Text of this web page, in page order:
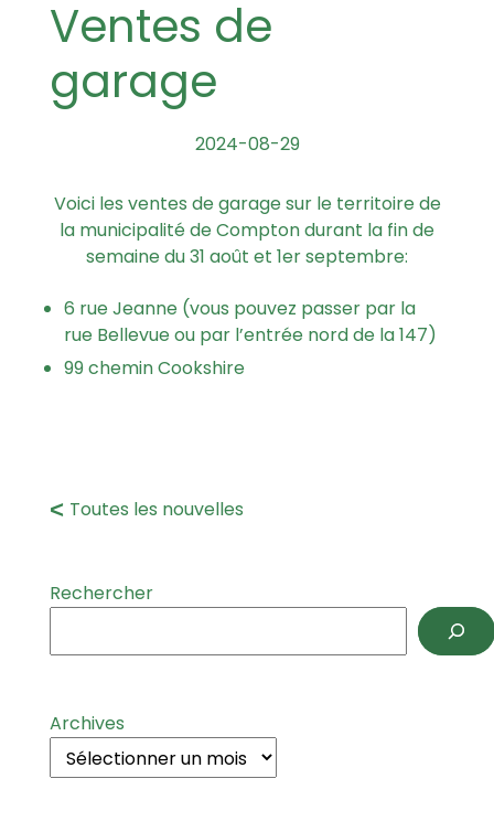
Ventes de
garage
2024-08-29
Voici les ventes de garage sur le territoire de
la municipalité de Compton durant la fin de
semaine du 31 août et 1er septembre:
6 rue Jeanne (vous pouvez passer par la
rue Bellevue ou par l’entrée nord de la 147)
99 chemin Cookshire
Toutes les nouvelles
Rechercher
Archives